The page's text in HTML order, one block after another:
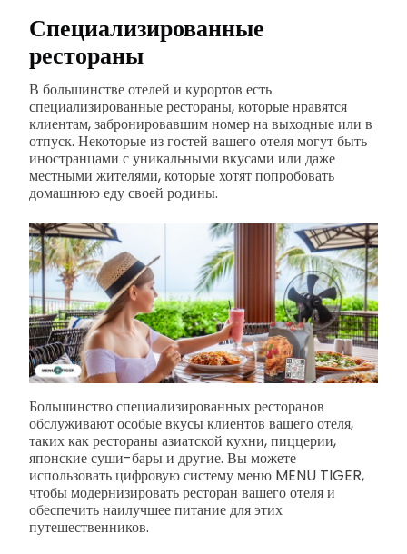
Специализированные
рестораны
В большинстве отелей и курортов есть
специализированные рестораны, которые нравятся
клиентам, забронировавшим номер на выходные или в
отпуск. Некоторые из гостей вашего отеля могут быть
иностранцами с уникальными вкусами или даже
местными жителями, которые хотят попробовать
домашнюю еду своей родины.
Большинство специализированных ресторанов
обслуживают особые вкусы клиентов вашего отеля,
таких как рестораны азиатской кухни, пиццерии,
японские суши-бары и другие. Вы можете
использовать цифровую систему меню MENU TIGER,
чтобы модернизировать ресторан вашего отеля и
обеспечить наилучшее питание для этих
путешественников.